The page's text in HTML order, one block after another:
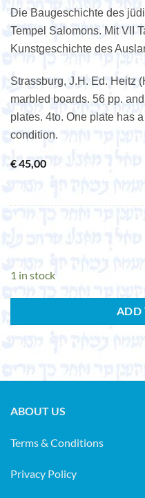
Die Baugeschichte des
Tempel Salomons. Mit VII
Kunstgeschichte des
Strassburg, J.H. Ed. Heitz
marbled boards. 56 pp.
plates. 4to. One plate has
condition.
€45,00
1 in stock
ADD
ABOUT US
Terms & Conditions
Privacy Policy